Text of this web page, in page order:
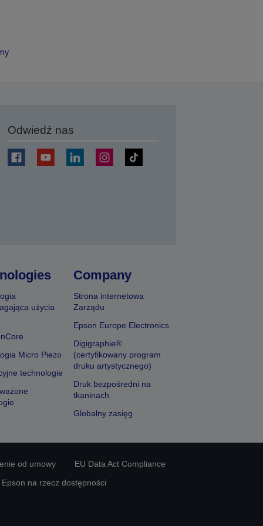
Odwiedź nas
użycia
Micro Piezo
technologie
Company
Strona internetowa
Zarządu
Epson Europe Electronics
Digigraphie®
(certyfikowany program
druku artystycznego)
Druk bezpośredni na
tkaninach
Globalny zasięg
od umowy
EU Data Act Compliance
Epson na rzecz dostępności